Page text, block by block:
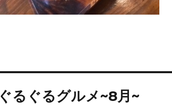
ぐるぐるグルメ~8月~